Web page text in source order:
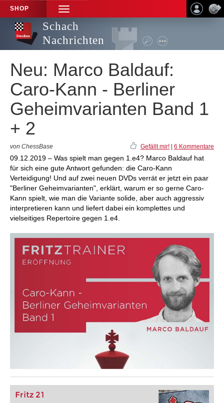
SHOP
TOGGLE
NAVIGATION
Schach
Nachrichten
Neu: Marco Baldauf:
Caro-Kann - Berliner
Geheimvarianten Band 1
+ 2
von ChessBase Gefällt mir! 6 Kommentare
09.12.2019 – Was spielt man gegen 1.e4? Marco Baldauf hat
für sich eine gute Antwort gefunden: die Caro-Kann
Verteidigung! Und auf zwei neuen DVDs verrät er jetzt ein paar
"Berliner Geheimvarianten", erklärt, warum er so gerne Caro-
Kann spielt, wie man die Variante solide, aber auch aggressiv
interpretieren kann und liefert dabei ein komplettes und
vielseitiges Repertoire gegen 1.e4.
Fritz 21